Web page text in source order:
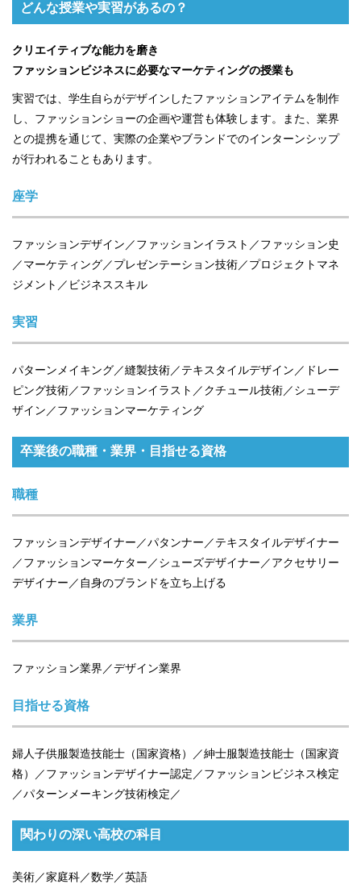
どんな授業や実習があるの？
クリエイティブな能力を磨き
ファッションビジネスに必要なマーケティングの授業も
実習では、学生自らがデザインしたファッションアイテムを制作
し、ファッションショーの企画や運営も体験します。また、業界
との提携を通じて、実際の企業やブランドでのインターンシップ
が行われることもあります。
座学
ファッションデザイン／ファッションイラスト／ファッション史
／マーケティング／プレゼンテーション技術／プロジェクトマネ
ジメント／ビジネススキル
実習
パターンメイキング／縫製技術／テキスタイルデザイン／ドレー
ピング技術／ファッションイラスト／クチュール技術／シューデ
ザイン／ファッションマーケティング
卒業後の職種・業界・目指せる資格
職種
ファッションデザイナー／パタンナー／テキスタイルデザイナー
／ファッションマーケター／シューズデザイナー／アクセサリー
デザイナー／自身のブランドを立ち上げる
業界
ファッション業界／デザイン業界
目指せる資格
婦人子供服製造技能士（国家資格）／紳士服製造技能士（国家資
格）／ファッションデザイナー認定／ファッションビジネス検定
／パターンメーキング技術検定／
関わりの深い高校の科目
美術／家庭科／数学／英語